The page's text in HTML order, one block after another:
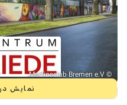
© Martinsclub Bremen e.V.
نمایش